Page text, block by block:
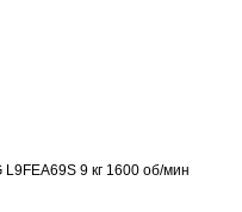
9 кг 1600 об/мин